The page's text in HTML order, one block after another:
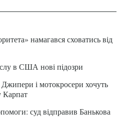
намагався сховатись від
в США нові підозри
і мотокросери хочуть
Карпат
суд відправив Банькова